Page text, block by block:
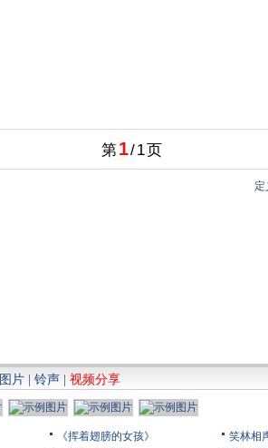
第1/1页
图片 铃声 视频分享
《挥着翅膀的女孩》
笑林相